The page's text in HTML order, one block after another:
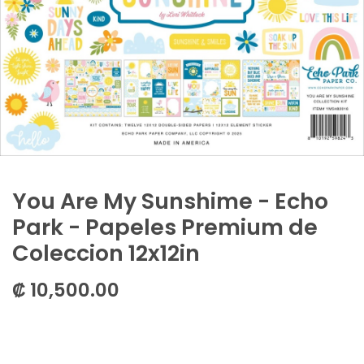
You Are My Sunshime - Echo
Park - Papeles Premium de
Coleccion 12x12in
₡ 10,500.00